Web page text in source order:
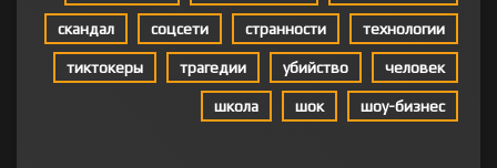
скандал соцсети странности технологии
тиктокеры трагедии убийство человек
школа шок шоу-бизнес